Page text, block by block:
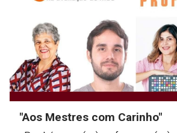
"Aos Mestres com Carinho"